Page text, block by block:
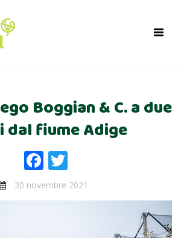
Boggian & C. a due
dal fiume Adige
Facebook
30 novembre 2021